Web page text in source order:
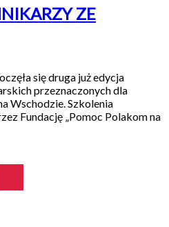
ZE
się druga już edycja
przeznaczonych dla
Wschodzie. Szkolenia
Fundację „Pomoc Polakom na